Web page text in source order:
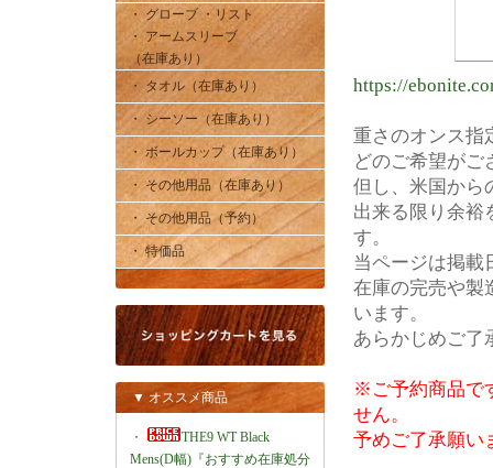
・ グローブ ・リスト
・ アームスリーブ
（在庫あり）
・ タオル（在庫あり）
・ シーソー（在庫あり）
・ ボールカップ（在庫あり）
・ その他用品（在庫あり）
・ その他用品（予約）
・ 特価品
▼ オススメ商品
・
THE9 WT Black
Mens(D幅)『おすすめ在庫処分
https://
重さのオンス指
どのご希望がご
但し、米国から
出来る限り余裕
す。
当ページは掲載
在庫の完売や製
います。
あらかじめご了
※ご予約商品で
せん。
予めご了承願い